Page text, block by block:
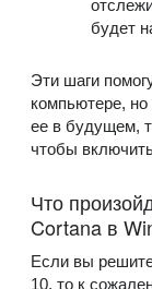
будет
Эти шаги
компьютере,
ее в будущем,
чтобы
Что
Cortana в
Если вы
10, то к